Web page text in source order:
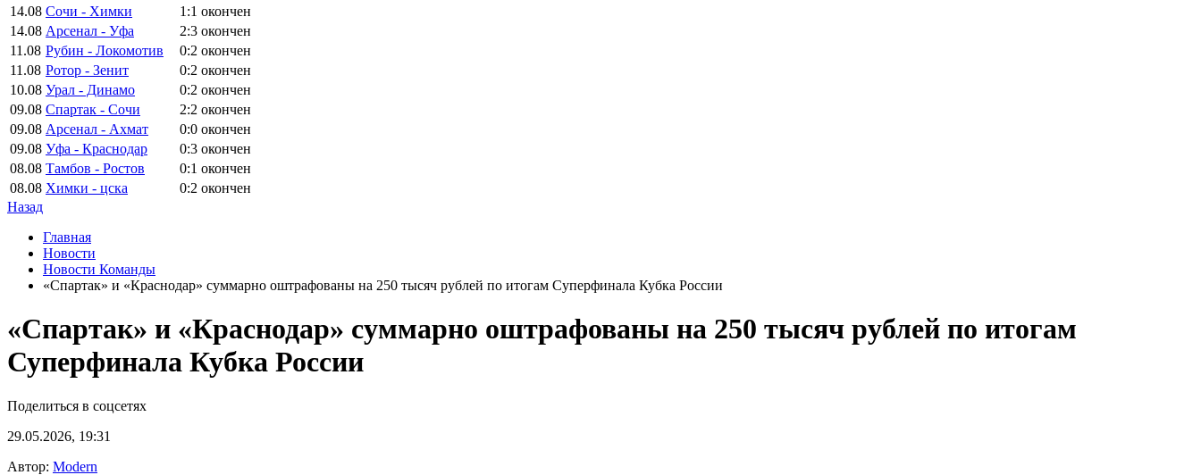
14.08 Сочи - Химки 1:1 окончен
14.08 Арсенал - Уфа 2:3 окончен
11.08 Рубин - Локомотив 0:2 окончен
11.08 Ротор - Зенит 0:2 окончен
10.08 Урал - Динамо 0:2 окончен
09.08 Спартак - Сочи 2:2 окончен
09.08 Арсенал - Ахмат 0:0 окончен
09.08 Уфа - Краснодар 0:3 окончен
08.08 Тамбов - Ростов 0:1 окончен
08.08 Химки - цска 0:2 окончен
Назад
Главная
Новости
Новости Команды
«Спартак» и «Краснодар» суммарно оштрафованы на 250 тысяч рублей по итогам Суперфинала Кубка России
«Спартак» и «Краснодар» суммарно оштрафованы на 250 тысяч рублей по итогам
Суперфинала Кубка России
Поделиться в соцсетях
29.05.2026, 19:31
Автор: Modern